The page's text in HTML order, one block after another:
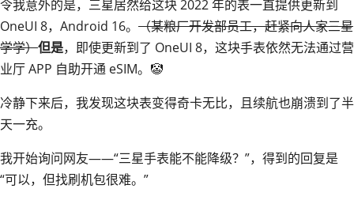
令我意外的是，三星居然给这块 2022 年的表一直提供更新到
OneUI 8，Android 16。 （某粮厂开发部员工，赶紧向人家三星
学学）但是，即使更新到了 OneUI 8，这块手表依然无法通过营
业厅 APP 自助开通 eSIM。🤡
冷静下来后，我发现这块表变得奇卡无比，且续航也崩溃到了半
天一充。
我开始询问网友——“三星手表能不能降级？”，得到的回复是
“可以，但找刷机包很难。”